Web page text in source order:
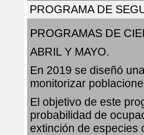
PROGRAMA DE
PROGRAMAS DE
ABRIL Y MAYO.
En 2019 se diseñó
monitorizar
El objetivo de este
probabilidad de
extinción de especies